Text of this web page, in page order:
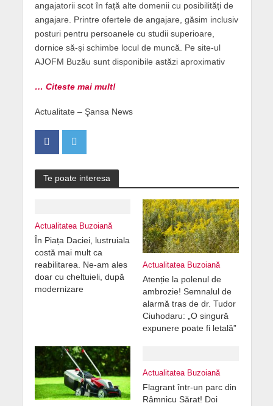
angajatorii scot în față alte domenii cu posibilități de
angajare. Printre ofertele de angajare, găsim inclusiv
posturi pentru persoanele cu studii superioare,
dornice să-și schimbe locul de muncă. Pe site-ul
AJOFM Buzău sunt disponibile astăzi aproximativ
… Citeste mai mult!
Actualitate – Şansa News
Te poate interesa
Actualitatea Buzoiană
În Piața Daciei, lustruiala
costă mai mult ca
reabilitarea. Ne-am ales
doar cu cheltuieli, după
modernizare
Actualitatea Buzoiană
Atenție la polenul de
ambrozie! Semnalul de
alarmă tras de dr. Tudor
Ciuhodaru: „O singură
expunere poate fi letală”
Actualitatea Buzoiană
Flagrant într-un parc din
Râmnicu Sărat! Doi